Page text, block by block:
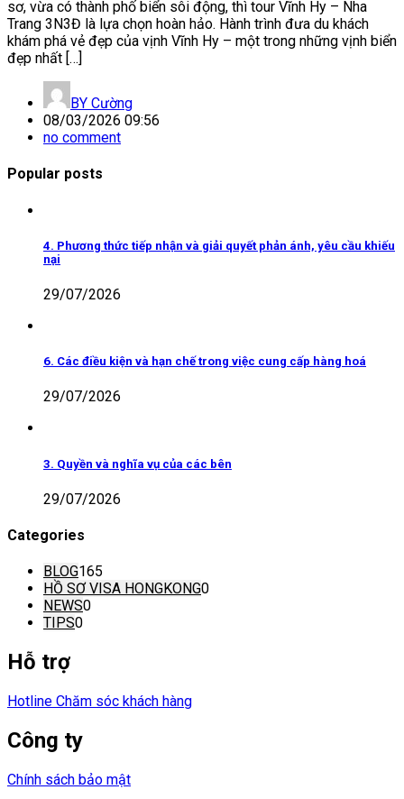
sơ, vừa có thành phố biển sôi động, thì tour Vĩnh Hy – Nha
Trang 3N3Đ là lựa chọn hoàn hảo. Hành trình đưa du khách
khám phá vẻ đẹp của vịnh Vĩnh Hy – một trong những vịnh biển
đẹp nhất […]
BY Cường
08/03/2026 09:56
no comment
Popular posts
4. Phương thức tiếp nhận và giải quyết phản ánh, yêu cầu khiếu
nại
29/07/2026
6. Các điều kiện và hạn chế trong việc cung cấp hàng hoá
29/07/2026
3. Quyền và nghĩa vụ của các bên
29/07/2026
Categories
BLOG165
HỒ SƠ VISA HONGKONG0
NEWS0
TIPS0
Hỗ trợ
Hotline Chăm sóc khách hàng
Công ty
Chính sách bảo mật